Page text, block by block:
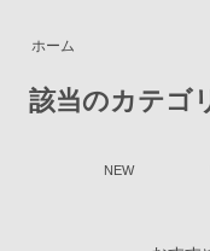
ホーム
該当のカテゴ
NEW